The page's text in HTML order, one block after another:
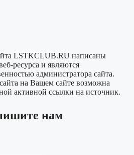
LSTKCLUB.RU написаны
ресурса и являются
администратора сайта.
на Вашем сайте возможна
активной ссылки на источник.
нам